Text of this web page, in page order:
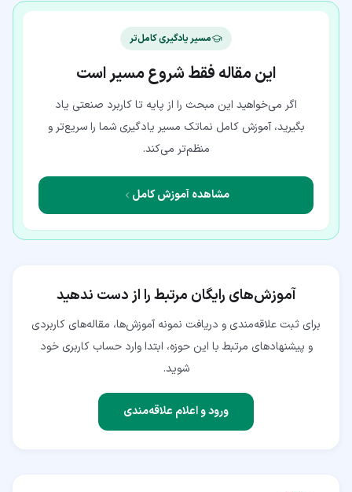
مسیر یادگیری کامل‌تر
این مقاله فقط شروع مسیر است
اگر می‌خواهید این مبحث را از پایه تا کاربرد صنعتی یاد
بگیرید، آموزش کامل نماتک مسیر یادگیری شما را سریع‌تر و
منظم‌تر می‌کند.
مشاهده آموزش کامل
آموزش‌های رایگان مرتبط را از دست ندهید
برای ثبت علاقه‌مندی و دریافت نمونه آموزش‌ها، مقاله‌های کاربردی
و پیشنهادهای مرتبط با این حوزه، ابتدا وارد حساب کاربری خود
شوید.
ورود و اعلام علاقه‌مندی